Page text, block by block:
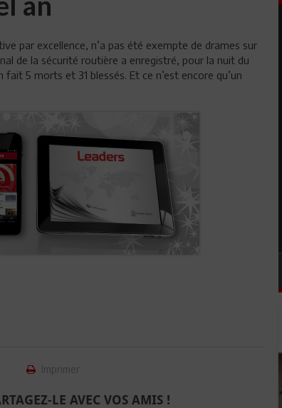
par excellence, n’a pas été exempte de drames sur
de la sécurité routière a enregistré, pour la nuit du
5 morts et 31 blessés. Et ce n’est encore qu’un
Imprimer
LE AVEC VOS AMIS !